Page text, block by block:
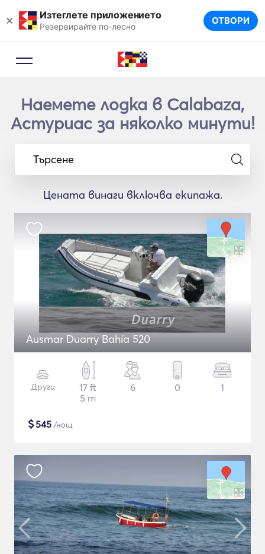
× Изтеглете приложението
Резервирайте по-лесно ОТВОРИ
Наемете лодка в Calabaza,
Астуриас за няколко минути!
Търсене
Цената винаги включва екипажа.
Ausmar Duarry Bahía 520
Други
17 ft
5 m
6 0 1
$545 /нощ